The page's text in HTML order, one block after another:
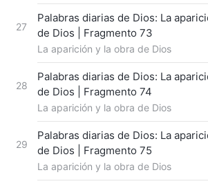
27
Palabras diarias de Dios: La
de Dios | Fragmento 73
La aparición y la obra de Dios
28
Palabras diarias de Dios: La
de Dios | Fragmento 74
La aparición y la obra de Dios
29
Palabras diarias de Dios: La
de Dios | Fragmento 75
La aparición y la obra de Dios